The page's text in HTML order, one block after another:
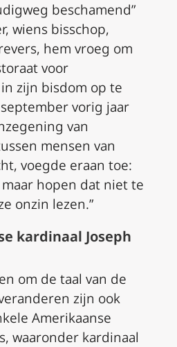
beschamend”
wiens bisschop,
hem vroeg om
voor
zijn bisdom op te
vorig jaar
van
mensen van
voegde eraan toe:
hopen dat niet te
onzin lezen.”
kardinaal Joseph
om de taal van de
zijn ook
Amerikaanse
waaronder kardinaal